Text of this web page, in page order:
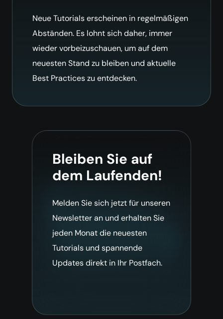
Neue Tutorials erscheinen in regelmäßigen
Abständen. Es lohnt sich daher, immer
wieder vorbeizuschauen, um auf dem
neuesten Stand zu bleiben und aktuelle
Best Practices zu entdecken.
Bleiben Sie auf
dem Laufenden!
Melden Sie sich jetzt für unseren
Newsletter an und erhalten Sie
jeden Monat die neuesten
Tutorials und spannende
Updates direkt in Ihr Postfach.